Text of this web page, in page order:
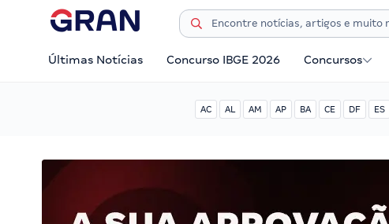
Últimas Notícias Concurso IBGE 2026 Concursos
AC AL AM AP BA CE DF ES